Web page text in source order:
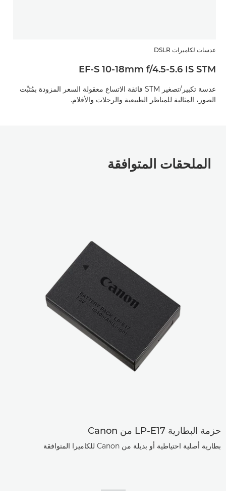
عدسات لكاميرات DSLR
EF-S 10-18mm f/4.5-5.6 IS STM
عدسة تكبير/تصغير STM فائقة الاتساع معقولة السعر المزودة بمُثبِّت
الصور، المثالية للمناظر الطبيعية والرحلات والأفلام.
الملحقات المتوافقة
حزمة البطارية LP-E17 من Canon
بطارية أصلية احتياطية أو بديلة من Canon للكاميرا المتوافقة